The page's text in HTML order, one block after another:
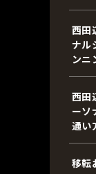
西田
ナル
ンニ
西田
ーソ
通い
移転